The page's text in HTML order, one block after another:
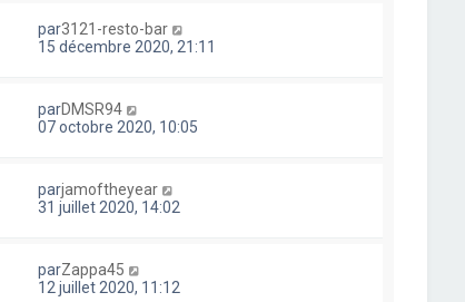
par3121-resto-bar
15 décembre 2020, 21:11
parDMSR94
07 octobre 2020, 10:05
parjamoftheyear
31 juillet 2020, 14:02
parZappa45
12 juillet 2020, 11:12